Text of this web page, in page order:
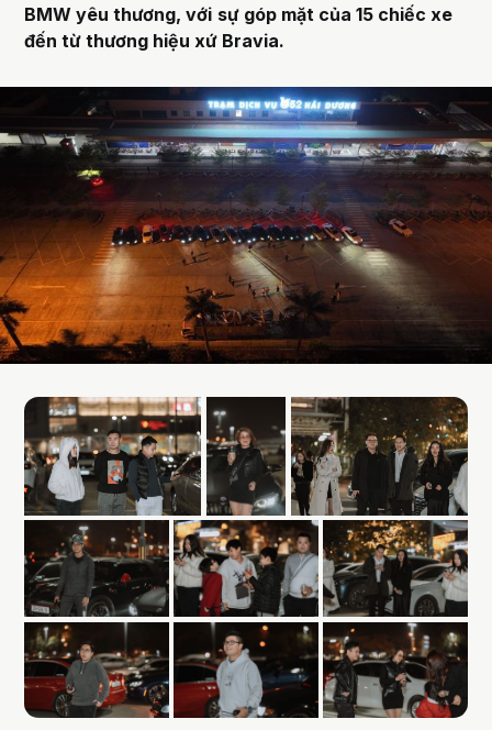
BMW yêu thương, với sự góp mặt của 15 chiếc xe
đến từ thương hiệu xứ Bravia.